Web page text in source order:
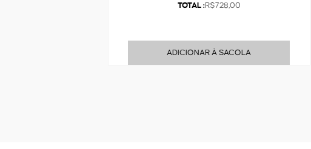
TOTAL :R$728,00
ADICIONAR À SACOLA